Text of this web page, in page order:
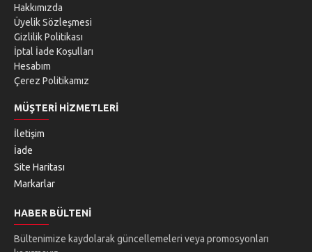
Hakkımızda
Üyelik Sözleşmesi
Gizlilik Politikası
İptal İade Koşulları
Hesabım
Çerez Politikamız
MÜŞTERI HIZMETLERI
İletişim
İade
Site Haritası
Markarlar
HABER BÜLTENI
Bültenimize kaydolarak güncellemeleri veya promosyonları